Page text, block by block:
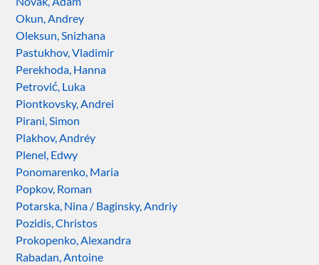
Okun, Andrey
Oleksun, Snizhana
Pastukhov, Vladimir
Perekhoda, Hanna
Petrović, Luka
Piontkovsky, Andrei
Pirani, Simon
Plakhov, Andréy
Plenel, Edwy
Ponomarenko, Maria
Popkov, Roman
Potarska, Nina / Baginsky, Andriy
Pozidis, Christos
Prokopenko, Alexandra
Rabadan, Antoine